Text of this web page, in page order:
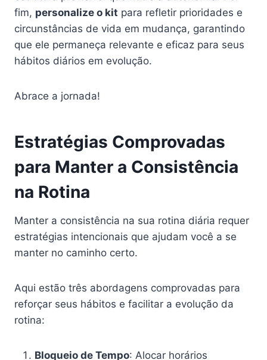
fim, personalize o kit para refletir prioridades e
circunstâncias de vida em mudança, garantindo
que ele permaneça relevante e eficaz para seus
hábitos diários em evolução.
Abrace a jornada!
Estratégias Comprovadas
para Manter a Consistência
na Rotina
Manter a consistência na sua rotina diária requer
estratégias intencionais que ajudam você a se
manter no caminho certo.
Aqui estão três abordagens comprovadas para
reforçar seus hábitos e facilitar a evolução da
rotina:
Bloqueio de Tempo: Alocar horários